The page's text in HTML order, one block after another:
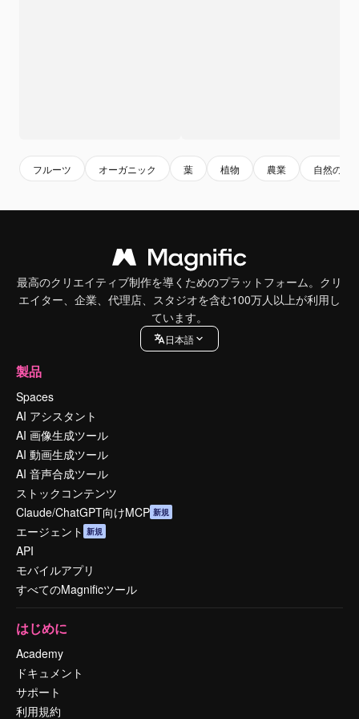
フルーツ オーガニック 葉 植物 農業 自然の背
最高のクリエイティブ制作を導くためのプラットフォーム。クリ
エイター、企業、代理店、スタジオを含む100万人以上が利用し
ています。
日本語
製品
Spaces
AI アシスタント
AI 画像生成ツール
AI 動画生成ツール
AI 音声合成ツール
ストックコンテンツ
Claude/ChatGPT向けMCP 新規
エージェント 新規
API
モバイルアプリ
すべてのMagnificツール
はじめに
Academy
ドキュメント
サポート
利用規約